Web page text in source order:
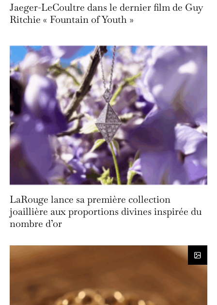
Jaeger-LeCoultre dans le dernier film de Guy
Ritchie « Fountain of Youth »
LaRouge lance sa première collection
joaillière aux proportions divines inspirée du
nombre d’or